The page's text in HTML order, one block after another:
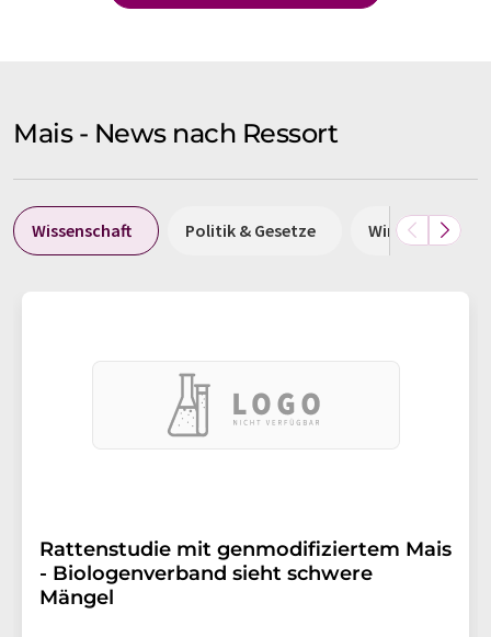
Mais - News nach Ressort
Wissenschaft Politik & Gesetze Wirtschaft &
Rattenstudie mit genmodifiziertem Mais
- Biologenverband sieht schwere
Mängel